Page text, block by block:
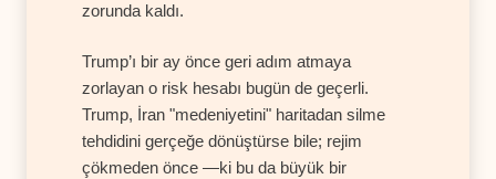
zorunda kaldı.
Trump’ı bir ay önce geri adım atmaya
zorlayan o risk hesabı bugün de geçerli.
Trump, İran "medeniyetini" haritadan silme
tehdidini gerçeğe dönüştürse bile; rejim
çökmeden önce —ki bu da büyük bir